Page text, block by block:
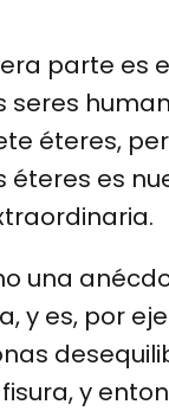
parte es
éteres,
éteres es
una
y es, por
y